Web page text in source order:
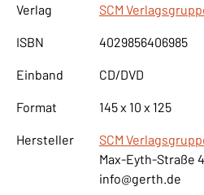
Verlag
SCM
ISBN 4029856406985
Einband CD/DVD
Format 145 x 10 x 125
Hersteller
SCM
Max-Eyth-Straße
info@gerth.de